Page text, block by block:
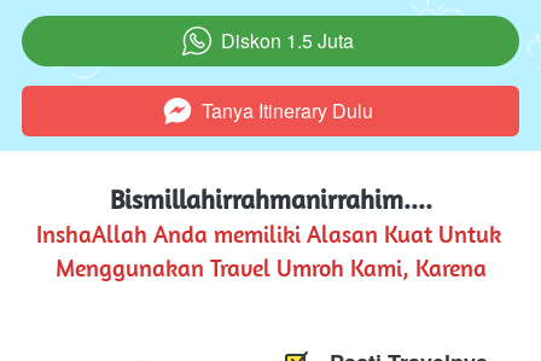
` Diskon 1.5 Juta
` Tanya Itinerary Dulu
Bismillahirrahmanirrahim....​
InshaAllah Anda memiliki Alasan Kuat Untuk
Menggunakan Travel Umroh Kami, Karena